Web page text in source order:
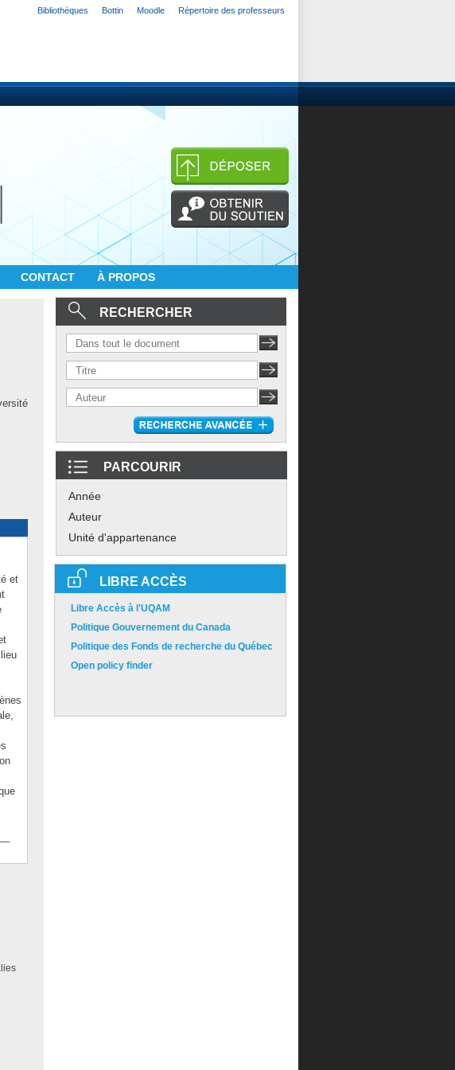
Bibliothèques Bottin Moodle Répertoire des professeurs
CONTACT À PROPOS
et
RECHERCHER
PARCOURIR
Année
Auteur
Unité d'appartenance
LIBRE ACCÈS
Libre Accès à l'UQAM
Politique Gouvernement du Canada
Politique des Fonds de recherche du Québec
Open policy finder